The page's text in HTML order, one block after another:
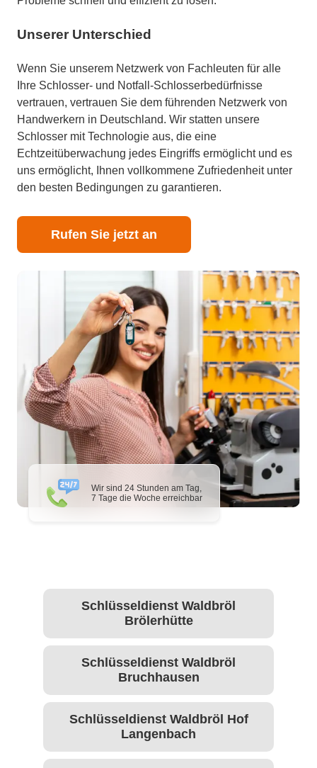
Wir sind 24 Stunden am Tag,
7 Tage die Woche erreichbar
Unserer Unterschied
Wenn Sie unserem Netzwerk von Fachleuten für alle
Ihre Schlosser- und Notfall-Schlosserbedürfnisse
vertrauen, vertrauen Sie dem führenden Netzwerk von
Handwerkern in Deutschland. Wir statten unsere
Schlosser mit Technologie aus, die eine
Echtzeitüberwachung jedes Eingriffs ermöglicht und es
uns ermöglicht, Ihnen vollkommene Zufriedenheit unter
den besten Bedingungen zu garantieren.
Rufen Sie jetzt an
Schlüsseldienst Waldbröl
Brölerhütte
Schlüsseldienst Waldbröl
Bruchhausen
Schlüsseldienst Waldbröl Hof
Langenbach